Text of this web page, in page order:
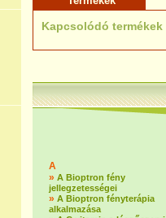
Kapcsolódó termékek
A
» A Bioptron fény
jellegzetességei
» A Bioptron fényterápia
alkalmazása